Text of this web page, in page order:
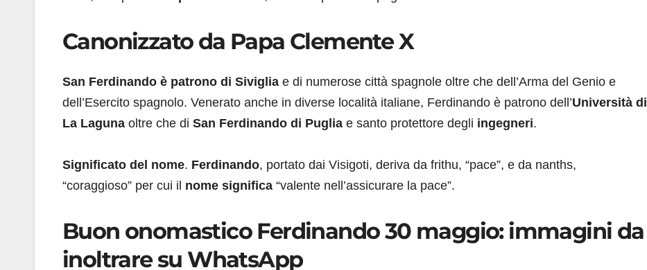
Canonizzato da Papa Clemente X
San Ferdinando è patrono di Siviglia e di numerose città spagnole oltre che dell’Arma del Genio e
dell’Esercito spagnolo. Venerato anche in diverse località italiane, Ferdinando è patrono dell’Università di
La Laguna oltre che di San Ferdinando di Puglia e santo protettore degli ingegneri.
Significato del nome. Ferdinando, portato dai Visigoti, deriva da frithu, “pace”, e da nanths,
“coraggioso” per cui il nome significa “valente nell’assicurare la pace”.
Buon onomastico Ferdinando 30 maggio: immagini da
inoltrare su WhatsApp